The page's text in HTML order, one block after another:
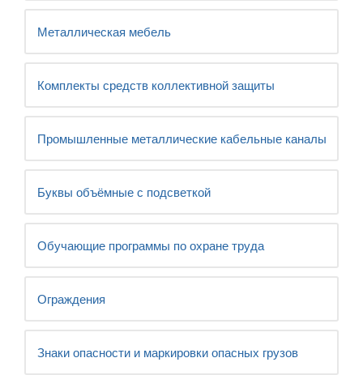
Металлическая мебель
Комплекты средств коллективной защиты
Промышленные металлические кабельные каналы
Буквы объёмные с подсветкой
Обучающие программы по охране труда
Ограждения
Знаки опасности и маркировки опасных грузов